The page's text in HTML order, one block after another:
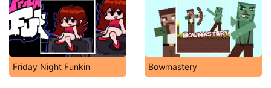
Friday Night Funkin Bowmastery